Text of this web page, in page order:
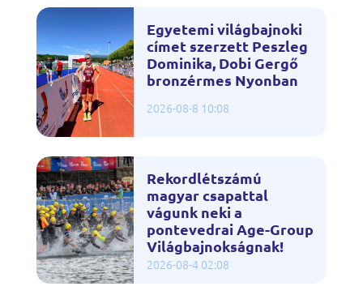
Egyetemi világbajnoki
címet szerzett Peszleg
Dominika, Dobi Gergő
bronzérmes Nyonban
2026-08-8 10:08
Rekordlétszámú
magyar csapattal
vágunk neki a
pontevedrai Age-Group
Világbajnokságnak!
2026-08-4 02:08